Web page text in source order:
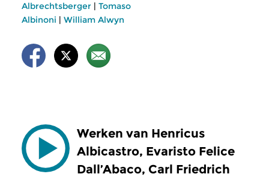
Albrechtsberger | Tomaso
Albinoni | William Alwyn
Werken van Henricus
Albicastro, Evaristo Felice
Dall’Abaco, Carl Friedrich